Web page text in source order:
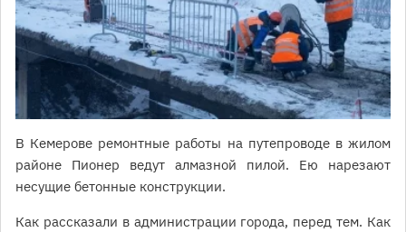
В Кемерове ремонтные работы на путепроводе в жилом
районе Пионер ведут алмазной пилой. Ею нарезают
несущие бетонные конструкции.
Как рассказали в администрации города, перед тем. Как